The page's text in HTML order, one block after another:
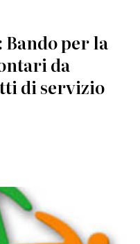
Bando per la
da
di servizio